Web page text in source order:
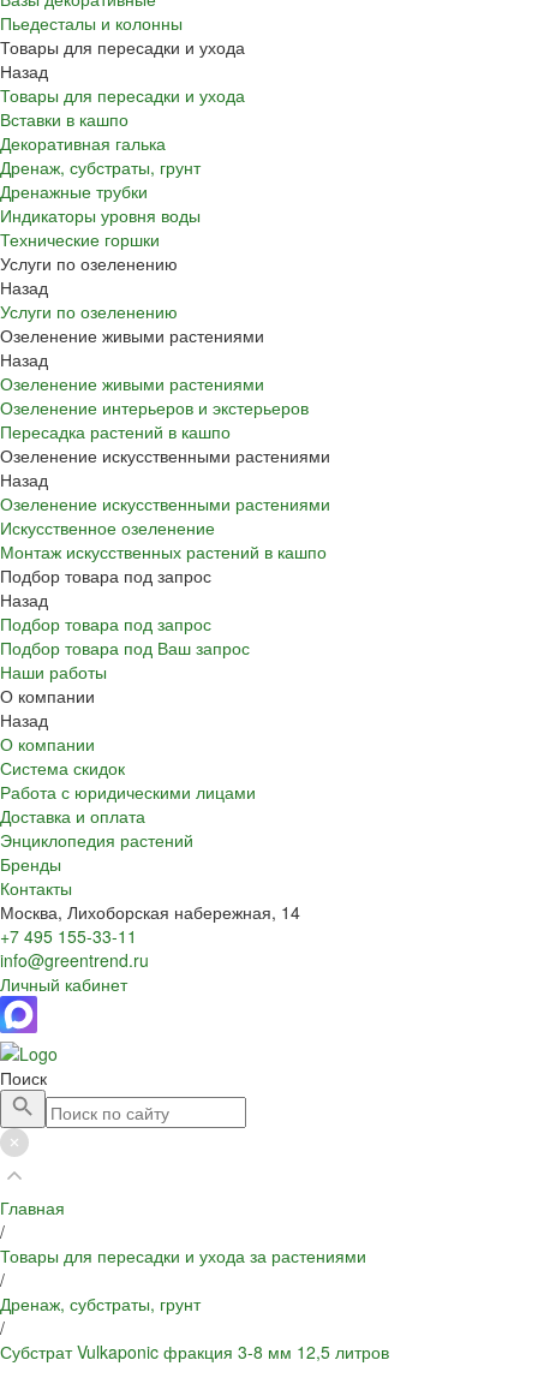
Пьедесталы и колонны
Товары для пересадки и ухода
Назад
Товары для пересадки и ухода
Вставки в кашпо
Декоративная галька
Дренаж, субстраты, грунт
Дренажные трубки
Индикаторы уровня воды
Технические горшки
Услуги по озеленению
Назад
Услуги по озеленению
Озеленение живыми растениями
Назад
Озеленение живыми растениями
Озеленение интерьеров и экстерьеров
Пересадка растений в кашпо
Озеленение искусственными растениями
Назад
Озеленение искусственными растениями
Искусственное озеленение
Монтаж искусственных растений в кашпо
Подбор товара под запрос
Назад
Подбор товара под запрос
Подбор товара под Ваш запрос
Наши работы
О компании
Назад
О компании
Система скидок
Работа с юридическими лицами
Доставка и оплата
Энциклопедия растений
Бренды
Контакты
Москва, Лихоборская набережная, 14
+7 495 155-33-11
info@greentrend.ru
Личный кабинет
Поиск
Главная
/
Товары для пересадки и ухода за растениями
/
Дренаж, субстраты, грунт
/
Субстрат Vulkaponic фракция 3-8 мм 12,5 литров